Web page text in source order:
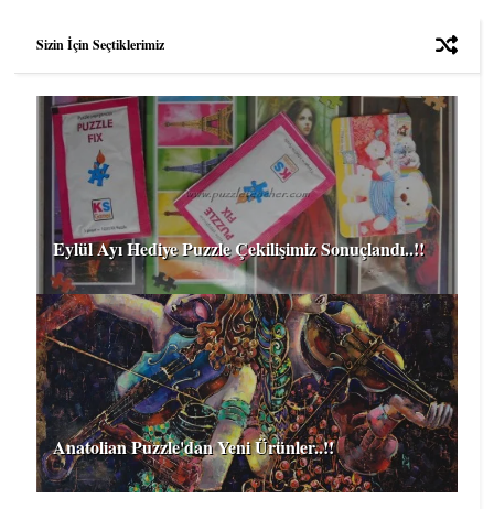
Sizin İçin Seçtiklerimiz
Eylül Ayı Hediye Puzzle Çekilişimiz Sonuçlandı..!!
Anatolian Puzzle'dan Yeni Ürünler..!!